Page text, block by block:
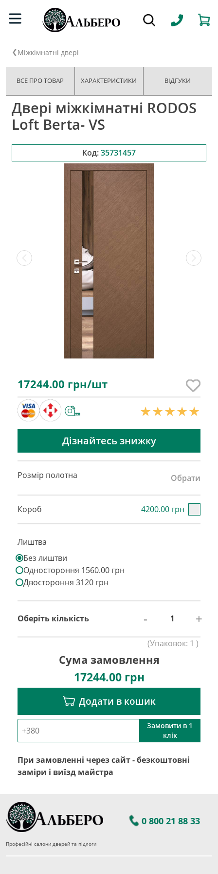
Міжкімнатні двері
ВСЕ ПРО ТОВАР ХАРАКТЕРИСТИКИ ВІДГУКИ
Двері міжкімнатні RODOS
Loft Berta- VS
Код:35731457
17244.00 грн/шт
Дізнайтесь знижку
Розмір полотна Обрати
Короб 4200.00 грн
Лиштва
Без лиштви
Одностороння 1560.00 грн
Двостороння 3120 грн
Оберіть кількість - +
(Упаковок: 1 )
Сума замовлення
17244.00грн
Додати в кошик
Замовити в 1
клік
При замовленні через сайт - безкоштовні
заміри і виїзд майстра
0 800 21 88 33
Професійні салони дверей та підлоги